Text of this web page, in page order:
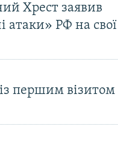
Хрест заявив
атаки» РФ на свої
першим візитом